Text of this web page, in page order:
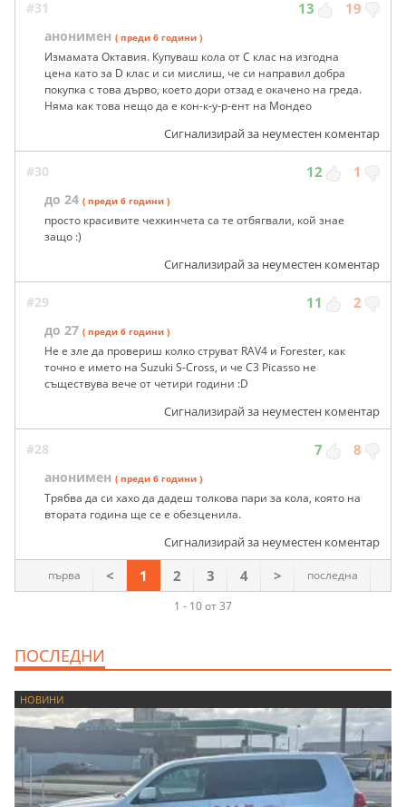
#31 13 19
анонимен ( преди 6 години )
Измамата Октавия. Купуваш кола от С клас на изгодна
цена като за D клас и си мислиш, че си направил добра
покупка с това дърво, което дори отзад е окачено на греда.
Няма как това нещо да е кон-к-у-р-ент на Мондео
Сигнализирай за неуместен коментар
#30 12 1
до 24 ( преди 6 години )
просто красивите чехкинчета са те отбягвали, кой знае
защо :)
Сигнализирай за неуместен коментар
#29 11 2
до 27 ( преди 6 години )
Не е зле да провериш колко струват RAV4 и Forester, как
точно е името на Suzuki S-Cross, и че C3 Picasso не
съществува вече от четири години :D
Сигнализирай за неуместен коментар
#28 7 8
анонимен ( преди 6 години )
Трябва да си хахо да дадеш толкова пари за кола, която на
втората година ще се е обезценила.
Сигнализирай за неуместен коментар
1 - 10 от 37
първа < 1 2 3 4 > последна
ПОСЛЕДНИ
НОВИНИ